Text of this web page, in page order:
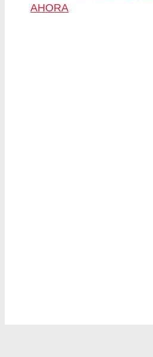
AHORA